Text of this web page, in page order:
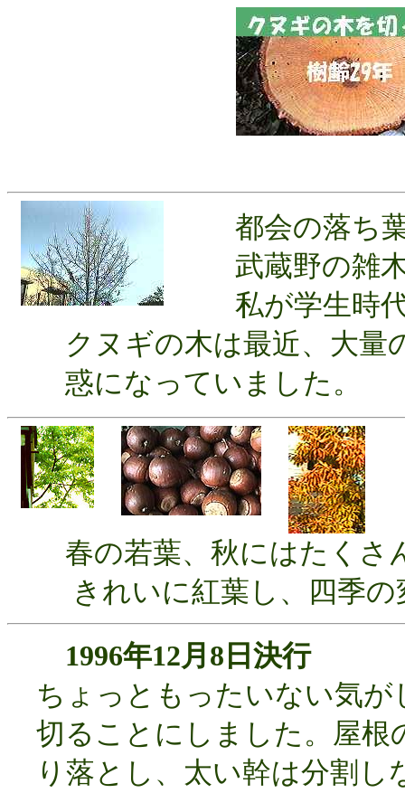
都会の落ち葉
武蔵野の雑木
私が学生時代
クヌギの木は最近、大量
惑になっていました。
春の若葉、秋にはたくさ
きれいに紅葉し、四季の
1996年12月8日決行
ちょっともったいない気が
切ることにしました。屋根
り落とし、太い幹は分割し